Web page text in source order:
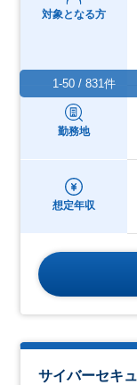
対象となる方
勤務地
想定年収
サイバーセキ
1-50 / 831件